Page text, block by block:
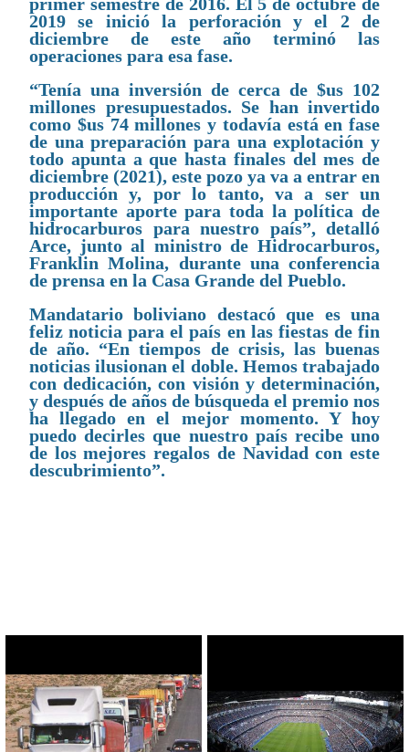
primer semestre de 2016. El 5 de octubre de
2019 se inició la perforación y el 2 de
diciembre de este año terminó las
operaciones para esa fase.
“Tenía una inversión de cerca de $us 102
millones presupuestados. Se han invertido
como $us 74 millones y todavía está en fase
de una preparación para una explotación y
todo apunta a que hasta finales del mes de
diciembre (2021), este pozo ya va a entrar en
producción y, por lo tanto, va a ser un
importante aporte para toda la política de
hidrocarburos para nuestro país”, detalló
Arce, junto al ministro de Hidrocarburos,
Franklin Molina, durante una conferencia
de prensa en la Casa Grande del Pueblo.
Mandatario boliviano destacó que es una
feliz noticia para el país en las fiestas de fin
de año. “En tiempos de crisis, las buenas
noticias ilusionan el doble. Hemos trabajado
con dedicación, con visión y determinación,
y después de años de búsqueda el premio nos
ha llegado en el mejor momento. Y hoy
puedo decirles que nuestro país recibe uno
de los mejores regalos de Navidad con este
descubrimiento”.